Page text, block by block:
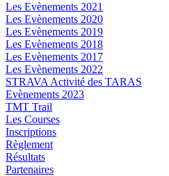
Les Evènements 2021
Les Evènements 2020
Les Evènements 2019
Les Evènements 2018
Les Evènements 2017
Les Evènements 2022
STRAVA Activité des TARAS
Evènements 2023
TMT Trail
Les Courses
Inscriptions
Règlement
Résultats
Partenaires